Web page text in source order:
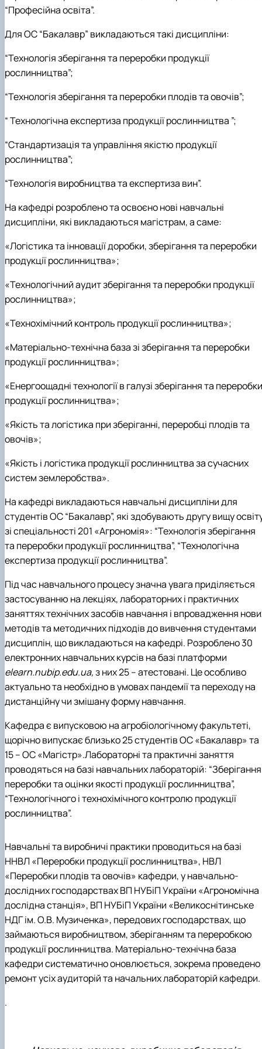
практики
“Професійна освіта”.
Для ОС “Бакалавр” викладаються такі дисципліни:
“Технологія зберігання та переробки продукції
рослинництва”;
“Технологія зберігання та переробки плодів та овочів”;
“ Технологічна експертиза продукції рослинництва ”;
“Стандартизація та управління якістю продукції
рослинництва”;
“Технологія виробництва та експертиза вин”.
На кафедрі розроблено та освоєно нові навчальні
дисципліни, які викладаються магістрам, а саме:
«Логістика та інновації доробки, зберігання та переробки
продукції рослинництва»;
«Технологічний аудит зберігання та переробки продукції
рослинництва»;
«Технохімічний контроль продукції рослинництва»;
«Матеріально-технічна база зі зберігання та переробки
продукції рослинництва»;
«Енергоощадні технології в галузі зберігання та переробки
продукції рослинництва»;
«Якість та логістика при зберіганні, переробці плодів та
овочів»;
«Якість і логістика продукції рослинництва за сучасних
систем землеробства».
На кафедрі викладаються навчальні дисципліни для
студентів ОС “Бакалавр”, які здобувають другу вищу
зі спеціальності 201 «Агрономія»: “Технологія зберігання
та переробки продукції рослинництва”, “Технологічна
експертиза продукції рослинництва”.
Під час навчального процесу значна увага приділяється
застосуванню на лекціях, лабораторних і практичних
заняттях технічних засобів навчання і впровадження
методів та методичних підходів до вивчення студентами
дисциплін, що викладаються на кафедрі. Розроблено 30
електронних навчальних курсів на базі платформи
elearn.nubip.edu.ua,з них 25 – атестовані. Це особливо
актуально та необхідно в умовах пандемії та переходу на
дистанційну чи змішану форму навчання.
Кафедра є випусковою на агробіологічному факультеті,
щорічно випускає близько 25 студентів ОС «Бакалавр» та
15 – ОС «Магістр».Лабораторні та практичні заняття
проводяться на базі навчальних лабораторій:
переробки та оцінки якості продукції рослинництва”,
“Технологічного і технохімічного контролю продукції
рослинництва”.
Навчальні та виробничі практики проводиться на базі
ННВЛ «Переробки продукції рослинництва», НВЛ
«Переробки плодів та овочів» кафедри, у навчально-
дослідних господарствах ВП НУБіП України «Агрономічна
дослідна станція», ВП НУБіП України «Великоснітинське
НДГ ім. О.В. Музиченка», передових господарствах, що
займаються виробництвом, зберіганням та переробкою
продукції рослинництва. Матеріально-технічна база
кафедри систематично оновлюється, зокрема проведено
ремонт усіх аудиторій та начальних лабораторій кафедри.
.